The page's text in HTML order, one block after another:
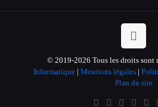
© 2019-2026 Tous les droits sont
Informatique | Mentions légales |
Plan du site